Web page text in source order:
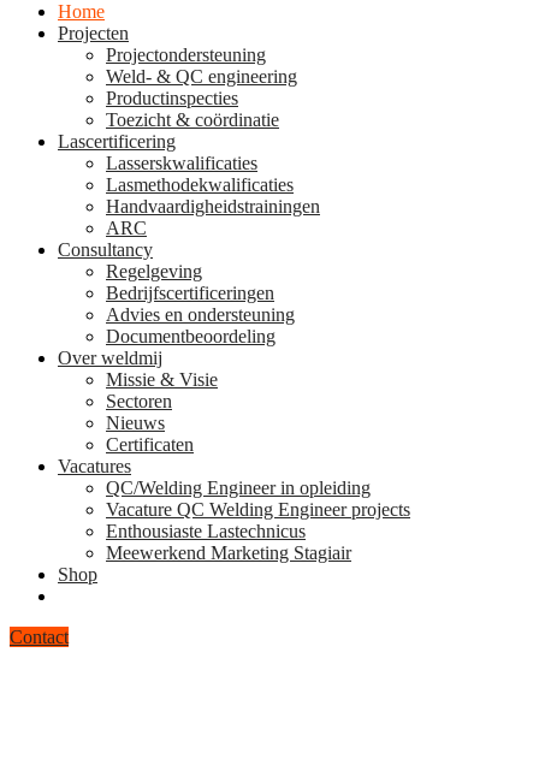
Home
Projecten
Projectondersteuning
Weld- & QC engineering
Productinspecties
Toezicht & coördinatie
Lascertificering
Lasserskwalificaties
Lasmethodekwalificaties
Handvaardigheidstrainingen
ARC
Consultancy
Regelgeving
Bedrijfscertificeringen
Advies en ondersteuning
Documentbeoordeling
Over weldmij
Missie & Visie
Sectoren
Nieuws
Certificaten
Vacatures
QC/Welding Engineer in opleiding
Vacature QC Welding Engineer projects
Enthousiaste Lastechnicus
Meewerkend Marketing Stagiair
Shop
Contact